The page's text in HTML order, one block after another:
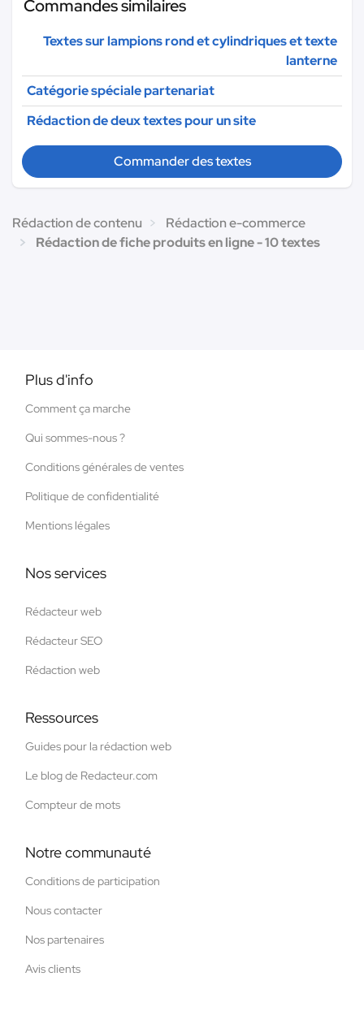
Commandes similaires
Textes sur lampions rond et cylindriques et texte
lanterne
Catégorie spéciale partenariat
Rédaction de deux textes pour un site
Commander des textes
Rédaction de contenu
Rédaction e-commerce
Rédaction de fiche produits en ligne - 10 textes
Plus d'info
Comment ça marche
Qui sommes-nous ?
Conditions générales de ventes
Politique de confidentialité
Mentions légales
Nos services
Rédacteur web
Rédacteur SEO
Rédaction web
Ressources
Guides pour la rédaction web
Le blog de Redacteur.com
Compteur de mots
Notre communauté
Conditions de participation
Nous contacter
Nos partenaires
Avis clients